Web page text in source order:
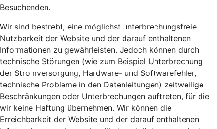
Besuchenden.
Wir sind bestrebt, eine möglichst unterbrechungsfreie
Nutzbarkeit der Website und der darauf enthaltenen
Informationen zu gewährleisten. Jedoch können durch
technische Störungen (wie zum Beispiel Unterbrechung
der Stromversorgung, Hardware- und Softwarefehler,
technische Probleme in den Datenleitungen) zeitweilige
Beschränkungen oder Unterbrechungen auftreten, für die
wir keine Haftung übernehmen. Wir können die
Erreichbarkeit der Website und der darauf enthaltenen